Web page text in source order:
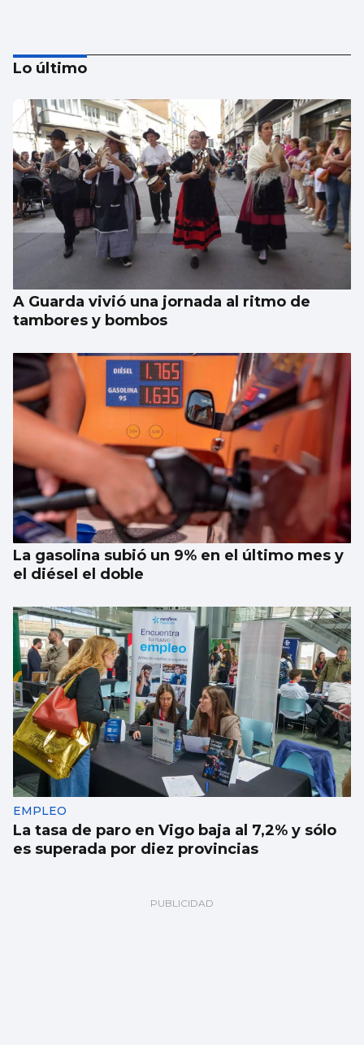
Evacúan de emergencia a una menor de las
islas Cíes
Lo último
A Guarda vivió una jornada al ritmo de
tambores y bombos
La gasolina subió un 9% en el último mes y
el diésel el doble
EMPLEO
La tasa de paro en Vigo baja al 7,2% y sólo
es superada por diez provincias